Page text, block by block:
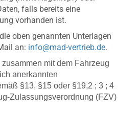
falls bereits eine
vorhanden ist.
oben genannten Unterlagen
an: info@mad-vertrieb.de.
mit dem Fahrzeug
anerkannten
§13, §15 oder §19,2 ; 3 ; 4
Zulassungsverordnung (FZV)